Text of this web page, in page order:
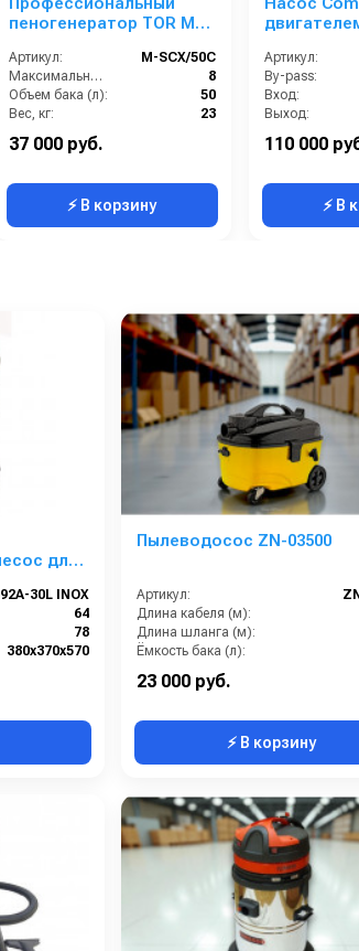
пеногенератор TOR M-
(нержавеюшая сталь)
Артикул:
М-SCX/50C
Максимальное давление (бар):
8
Объем бака (л):
50
Вес, кг:
23
Длина распылительного шланга (м):
Длина распылителя (мм):
37 000 руб.
⚡ В корзину
Артикул:
By-pass:
Вход:
Выход:
Производительность (л/мин):
110 000
⚡ В
для
30L INOX
64
78
380х370х570
Пылеводосос ZN-03500
Артикул:
Длина кабеля (м):
Длина шланга (м):
Ёмкость бака (л):
23 000 руб.
⚡ В корзину